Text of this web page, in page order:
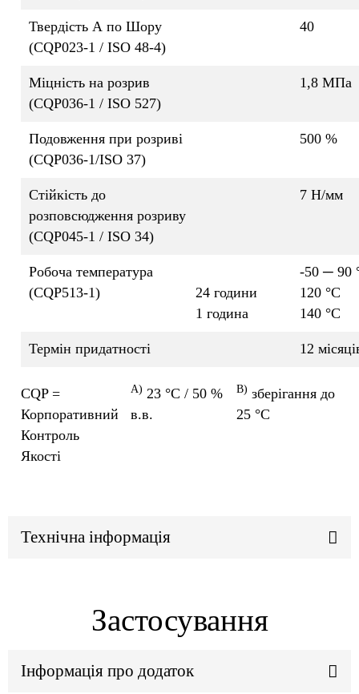
Твердість А по Шору
(CQP023-1 / ISO 48-4)
40
Міцність на розрив
(CQP036-1 / ISO 527)
1,8 MПа
Подовження при розриві
(CQP036-1/ISO 37)
500 %
Стійкість до
розповсюдження розриву
(CQP045-1 / ISO 34)
7 Н/мм
Робоча температура
(CQP513-1)
24 години
1 година
-50 ─ 90
120 °C
140 °C
Термін придатності 12
CQP =
Корпоративний
Контроль
Якості
A) 23 °C / 50 %
в.в.
B) зберігання до
25 °C
Технічна інформація
Застосування
Інформація про додаток